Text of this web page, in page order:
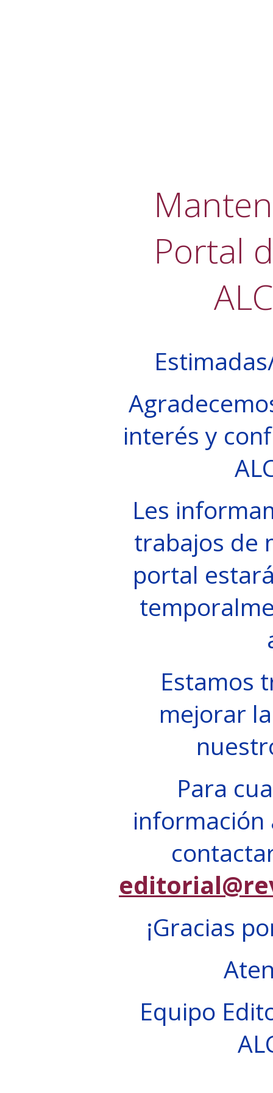
Portal
interés y
Les
trabajos de
portal
Estamos
mejorar
Para
información
¡Gracias
Equipo